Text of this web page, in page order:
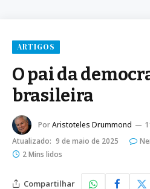
ARTIGOS
O pai da
brasileira
PorAristoteles Drummond
Atualizado: 9 de maio de 2025
2 Mins lidos
Compartilhar